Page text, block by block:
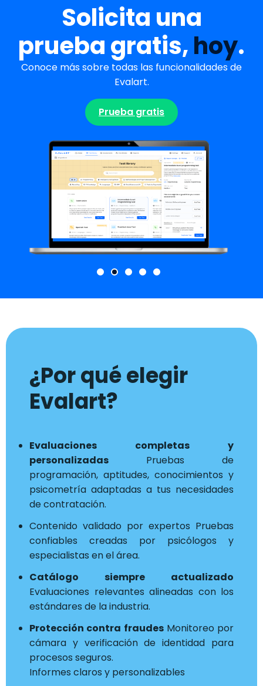
Solicita una
prueba gratis,hoy.
Conoce más sobre todas las funcionalidades de
Evalart.
Prueba gratis
¿Por qué elegir
Evalart?
Evaluaciones completas y
personalizadas Pruebas de
programación, aptitudes, conocimientos y
psicometría adaptadas a tus necesidades
de contratación.
Contenido validado por expertos Pruebas
confiables creadas por psicólogos y
especialistas en el área.
Catálogo siempre actualizado
Evaluaciones relevantes alineadas con los
estándares de la industria.
Protección contra fraudesMonitoreo por
cámara y verificación de identidad para
procesos seguros.
Informes claros y personalizables